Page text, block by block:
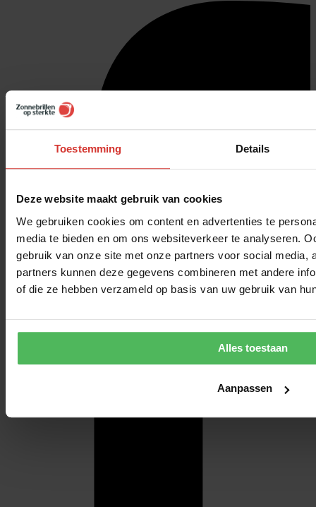
Toestemming Details
Deze website maakt gebruik van cookies
We gebruiken cookies om content en advertenties te
media te bieden en om ons websiteverkeer te analyseren.
gebruik van onze site met onze partners voor social media,
partners kunnen deze gegevens combineren met andere
of die ze hebben verzameld op basis van uw gebruik van
Alles toestaan
Aanpassen